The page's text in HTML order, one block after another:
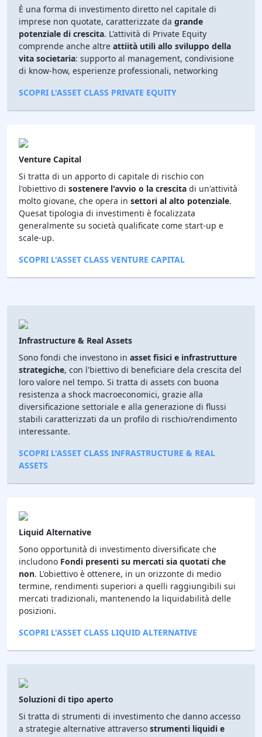
È una forma di investimento diretto nel capitale di
imprese non quotate, caratterizzate da grande
potenziale di crescita. L'attività di Private Equity
comprende anche altre attiità utili allo sviluppo della
vita societaria: supporto al management, condivisione
di know-how, esperienze professionali, networking
SCOPRI L'ASSET CLASS PRIVATE EQUITY
Venture Capital
Si tratta di un apporto di capitale di rischio con
l'obiettivo di sostenere l'avvio o la crescita di un'attività
molto giovane, che opera in settori al alto potenziale.
Quesat tipologia di investimenti è focalizzata
generalmente su società qualificate come start-up e
scale-up.
SCOPRI L'ASSET CLASS VENTURE CAPITAL
Infrastructure & Real Assets
Sono fondi che investono in asset fisici e infrastrutture
strategiche, con l'biettivo di beneficiare dela crescita del
loro valore nel tempo. Si tratta di assets con buona
resistenza a shock macroeconomici, grazie alla
diversificazione settoriale e alla generazione di flussi
stabili caratterizzati da un profilo di rischio/rendimento
interessante.
SCOPRI L'ASSET CLASS INFRASTRUCTURE & REAL
ASSETS
Liquid Alternative
Sono opportunità di investimento diversificate che
includono Fondi presenti su mercati sia quotati che
non. L'obiettivo è ottenere, in un orizzonte di medio
termine, rendimenti superiori a quelli raggiungibili sui
mercati tradizionali, mantenendo la liquidabilità delle
posizioni.
SCOPRI L'ASSET CLASS LIQUID ALTERNATIVE
Soluzioni di tipo aperto
Si tratta di strumenti di investimento che danno accesso
a strategie alternative attraverso strumenti liquidi e